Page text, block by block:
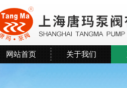
网站首页 关于我们